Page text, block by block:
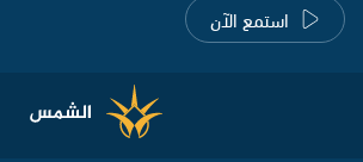
استمع الآن